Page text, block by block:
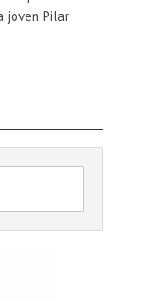
joven Pilar